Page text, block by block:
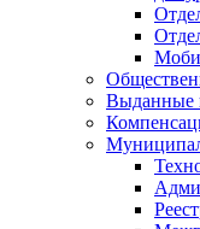
Выданные